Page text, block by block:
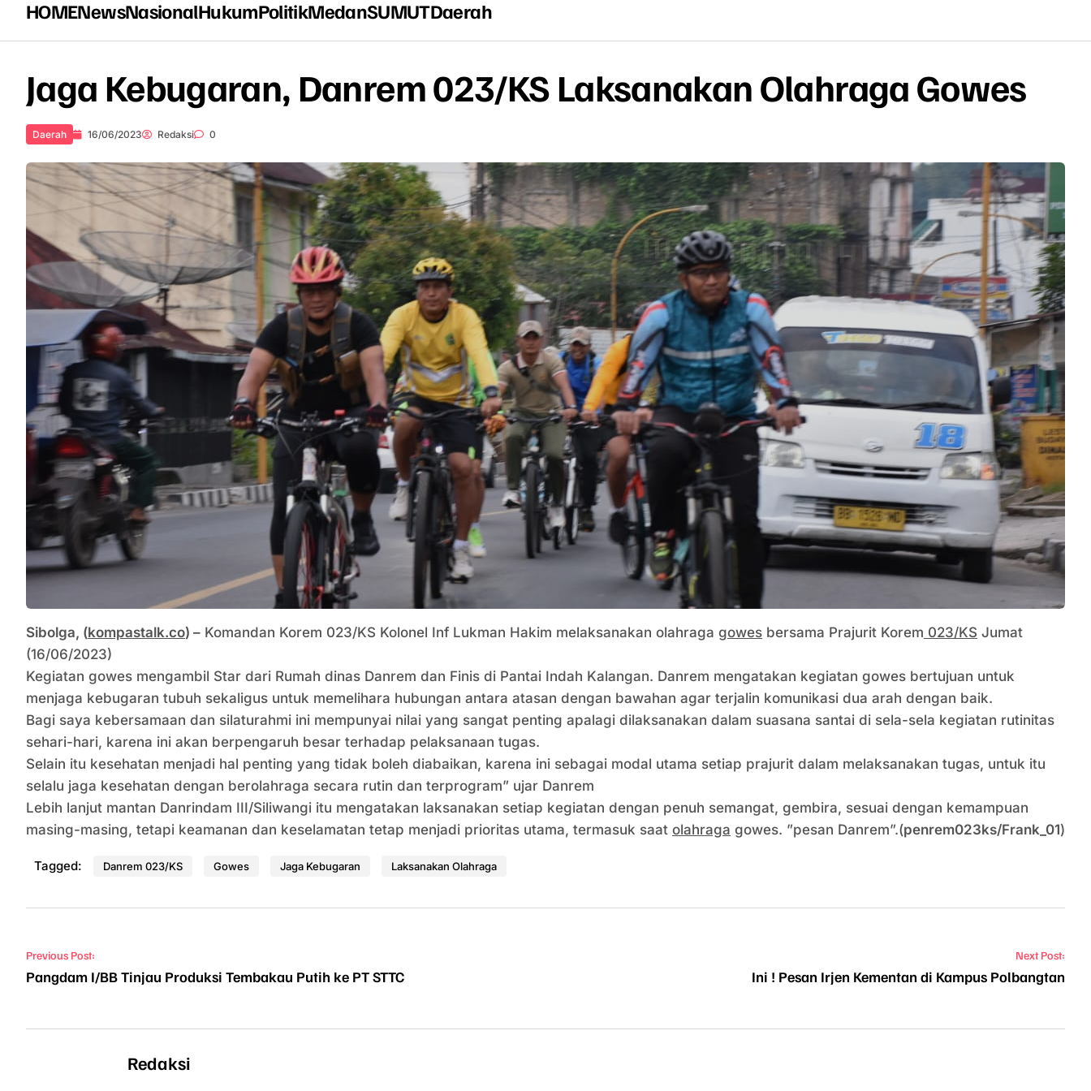
HOMENewsNasionalHukumPolitikMedanSUMUTDaerah
Jaga Kebugaran, Danrem 023/KS Laksanakan Olahraga Gowes
Daerah 16/06/2023 Redaksi 0
Sibolga, (kompastalk.co) – Komandan Korem 023/KS Kolonel Inf Lukman Hakim melaksanakan olahraga gowes bersama Prajurit Korem 023/KS Jumat
(16/06/2023)
Kegiatan gowes mengambil Star dari Rumah dinas Danrem dan Finis di Pantai Indah Kalangan. Danrem mengatakan kegiatan gowes bertujuan untuk
menjaga kebugaran tubuh sekaligus untuk memelihara hubungan antara atasan dengan bawahan agar terjalin komunikasi dua arah dengan baik.
Bagi saya kebersamaan dan silaturahmi ini mempunyai nilai yang sangat penting apalagi dilaksanakan dalam suasana santai di sela-sela kegiatan rutinitas
sehari-hari, karena ini akan berpengaruh besar terhadap pelaksanaan tugas.
Selain itu kesehatan menjadi hal penting yang tidak boleh diabaikan, karena ini sebagai modal utama setiap prajurit dalam melaksanakan tugas, untuk itu
selalu jaga kesehatan dengan berolahraga secara rutin dan terprogram” ujar Danrem
Lebih lanjut mantan Danrindam III/Siliwangi itu mengatakan laksanakan setiap kegiatan dengan penuh semangat, gembira, sesuai dengan kemampuan
masing-masing, tetapi keamanan dan keselamatan tetap menjadi prioritas utama, termasuk saat olahraga gowes. ”pesan Danrem”.(penrem023ks/Frank_01)
Tagged: Danrem 023/KS Gowes Jaga Kebugaran Laksanakan Olahraga
Navigasi pos
Previous Post:
Pangdam I/BB Tinjau Produksi Tembakau Putih ke PT STTC
Next Post:
Ini ! Pesan Irjen Kementan di Kampus Polbangtan
Redaksi